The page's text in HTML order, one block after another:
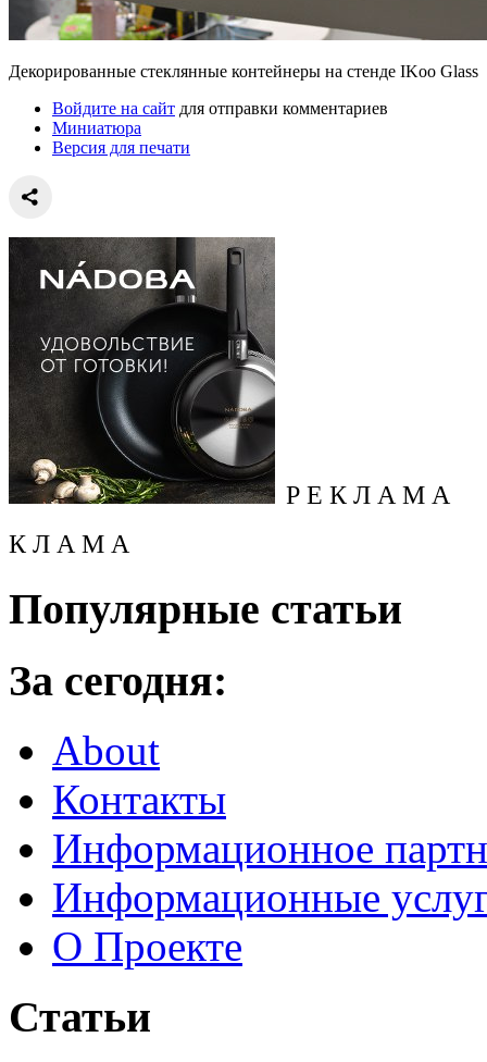
Декорированные стеклянные контейнеры на стенде IKoo Glass
Войдите на сайт для отправки комментариев
Миниатюра
Версия для печати
Р Е К Л А М А
К Л А М А
Популярные статьи
За сегодня:
About
Контакты
Информационное
Информационные
О Проекте
Статьи